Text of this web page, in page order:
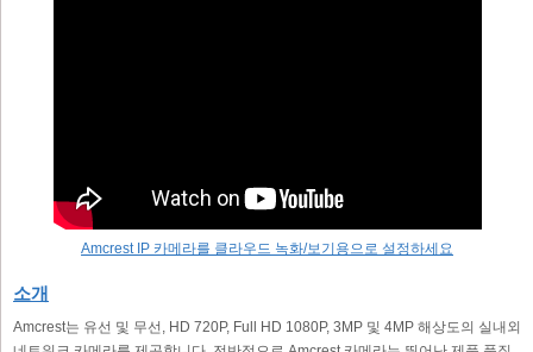
Amcrest IP 카메라를 클라우드 녹화/보기용으로 설정하세요
소개
Amcrest는 유선 및 무선, HD 720P, Full HD 1080P, 3MP 및 4MP 해상도의 실내외